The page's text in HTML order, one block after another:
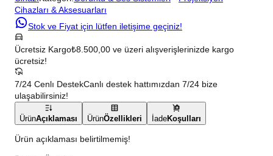
Cihazları & Aksesuarları
Stok ve Fiyat için lütfen iletişime geçiniz!
Ücretsiz Kargo₺8.500,00 ve üzeri alışverişlerinizde kargo
ücretsiz!
7/24 Cenlı DestekCanlı destek hattımızdan 7/24 bize
ulaşabilirsiniz!
ÜrünAçıklaması ÜrünÖzellikleri İadeKoşulları
Ürün açıklaması belirtilmemiş!